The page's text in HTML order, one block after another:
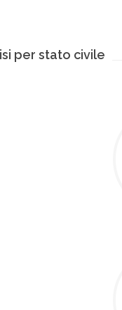
per stato civile